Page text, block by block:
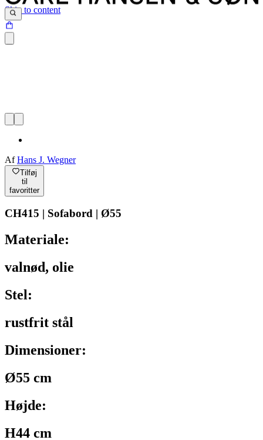
Skip to content
AfHans J. Wegner
Tilføj
til
favoritter
CH415 | Sofabord | Ø55
Materiale:
valnød, olie
Stel:
rustfrit stål
Dimensioner:
Ø55 cm
Højde:
H44 cm